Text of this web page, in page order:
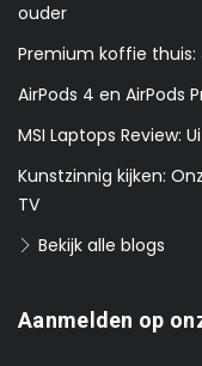
ouder
Premium koffie thuis:
AirPods 4 en AirPods
MSI Laptops Review:
Kunstzinnig kijken:
TV
Bekijk alle blogs
Aanmelden op